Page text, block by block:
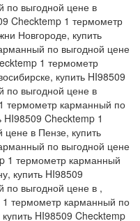
по выгодной цене в
Checktemp 1 термометр
Новгороде, купить
по выгодной цене
1 термометр
купить HI98509
по выгодной цене в
термометр карманный по
HI98509 Checktemp 1
в Пензе, купить
по выгодной цене
1 термометр карманный
купить HI98509
по выгодной цене в ,
термометр карманный по
HI98509 Checktemp